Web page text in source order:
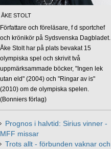
ÅKE STOLT
Författare och föreläsare, f d sportchef
och krönikör på Sydsvenska Dagbladet.
Åke Stolt har på plats bevakat 15
olympiska spel och skrivit två
uppmärksammade böcker, "Ingen lek
utan eld" (2004) och "Ringar av is"
(2010) om de olympiska spelen.
(Bonniers förlag)
Prognos i halvtid: Sirius vinner -
MFF missar
Trots allt - förbunden vaknar och